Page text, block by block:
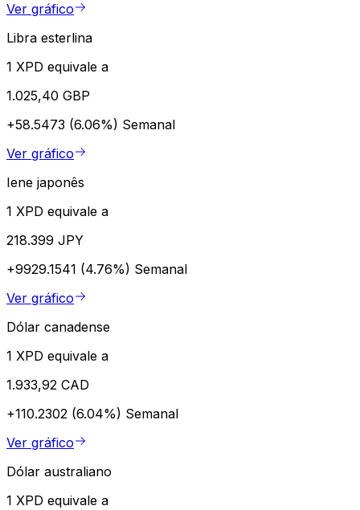
Ver gráfico
Libra esterlina
1 XPD equivale a
1.025,40 GBP
+58.5473 (6.06%) Semanal
Ver gráfico
Iene japonês
1 XPD equivale a
218.399 JPY
+9929.1541 (4.76%) Semanal
Ver gráfico
Dólar canadense
1 XPD equivale a
1.933,92 CAD
+110.2302 (6.04%) Semanal
Ver gráfico
Dólar australiano
1 XPD equivale a